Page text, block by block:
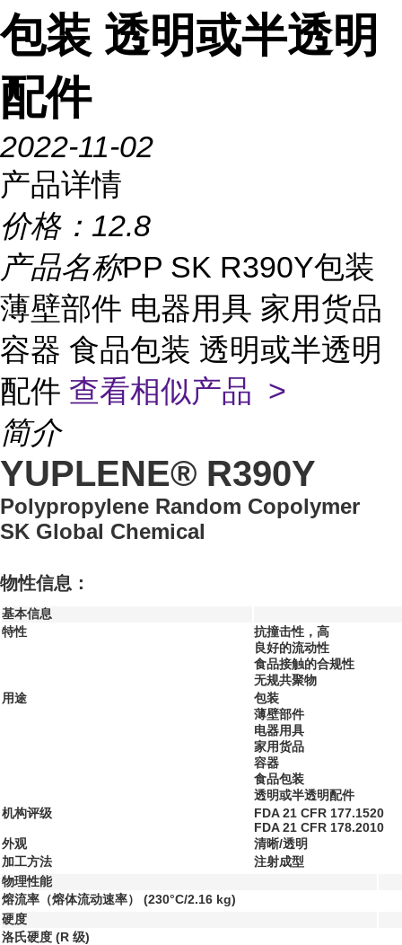
包装 透明或半透明
配件
2022-11-02
产品详情
价格： 12.8
产品名称PP SK R390Y包装
薄壁部件 电器用具 家用货品
容器 食品包装 透明或半透明
配件 查看相似产品 >
简介
YUPLENE® R390Y
Polypropylene Random Copolymer
SK Global Chemical
物性信息：
基本信息
特性
抗撞击性，高
良好的流动性
食品接触的合规性
无规共聚物
用途
包装
薄壁部件
电器用具
家用货品
容器
食品包装
透明或半透明配件
机构评级
FDA 21 CFR 177.1520
FDA 21 CFR 178.2010
外观
清晰/透明
加工方法
注射成型
物理性能
熔流率（熔体流动速率） (230°C/2.16 kg)
硬度
洛氏硬度 (R 级)